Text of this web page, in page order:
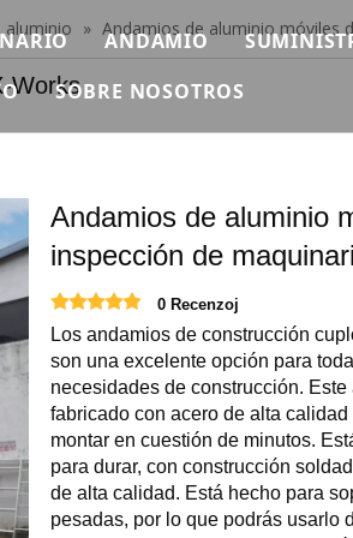
africanas
modular
de tubería
de hierro
redonda
cuadrado
Escenario de pista
al aire libre
de escenario relevantes
ANDAMIO
Andamio individual
Andamio Doble Con
Andamio doble con
Andamio doble con
Escaleras de aluminio
Plataforma de trabajo
VUELO
Mesas
más frecuentes
SOBRE NOSOTROS
Exposición
Noticias
Contáctenos
aluminio » Andamios de aluminio móviles
Andamios de aluminio
inspección de
0 Recenzoj
Los andamios de construcción
son una excelente opción para
necesidades de construcción. Este
fabricado con acero de alta calidad
montar en cuestión de minutos.
para durar, con construcción
de alta calidad. Está hecho para
pesadas, por lo que podrás usarlo